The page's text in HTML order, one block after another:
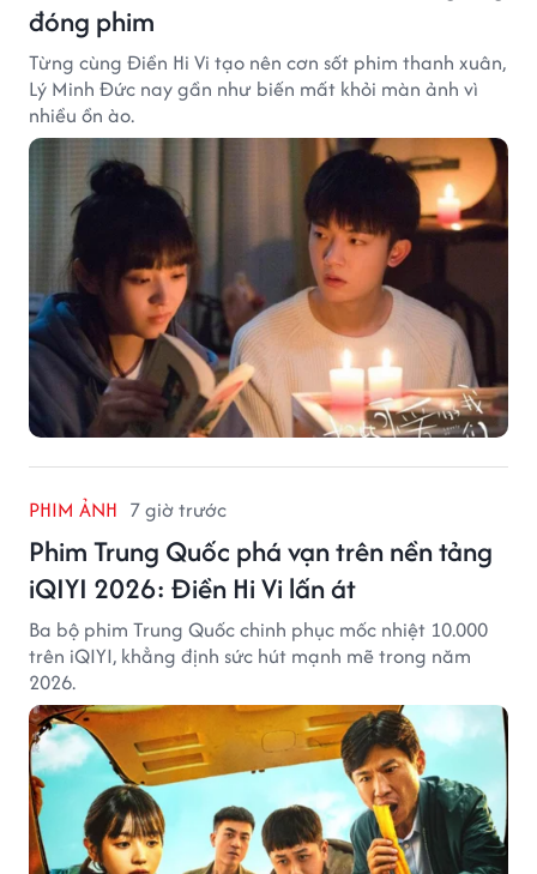
đóng phim
Từng cùng Điền Hi Vi tạo nên cơn sốt phim thanh xuân,
Lý Minh Đức nay gần như biến mất khỏi màn ảnh vì
nhiều ồn ào.
PHIM ẢNH 7 giờ trước
Phim Trung Quốc phá vạn trên nền tảng
iQIYI 2026: Điền Hi Vi lấn át
Ba bộ phim Trung Quốc chinh phục mốc nhiệt 10.000
trên iQIYI, khẳng định sức hút mạnh mẽ trong năm
2026.